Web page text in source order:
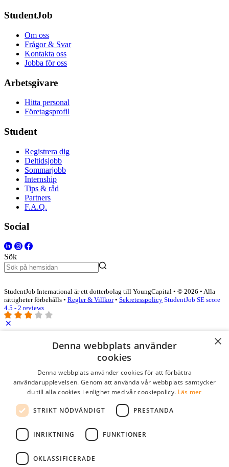
StudentJob
Om oss
Frågor & Svar
Kontakta oss
Jobba för oss
Arbetsgivare
Hitta personal
Företagsprofil
Student
Registrera dig
Deltidsjobb
Sommarjobb
Internship
Tips & råd
Partners
F.A.Q.
Social
Sök
StudentJob International är ett dotterbolag till YoungCapital • © 2026 • Alla
rättigheter förbehålls • Regler & Villkor• Sekretesspolicy StudentJob SE score
4.5 - 2 reviews
Logga in som företag
Lösenord
kom ihåg mig
logga in
Kostnadsfri företagsprofil
×
Denna webbplats använder
cookies
Denna webbplats använder cookies för att förbättra
användarupplevelsen. Genom att använda vår webbplats samtycker
du till alla cookies i enlighet med vår cookiepolicy. Läs mer
STRIKT NÖDVÄNDIGT PRESTANDA
INRIKTNING FUNKTIONER
OKLASSIFICERADE